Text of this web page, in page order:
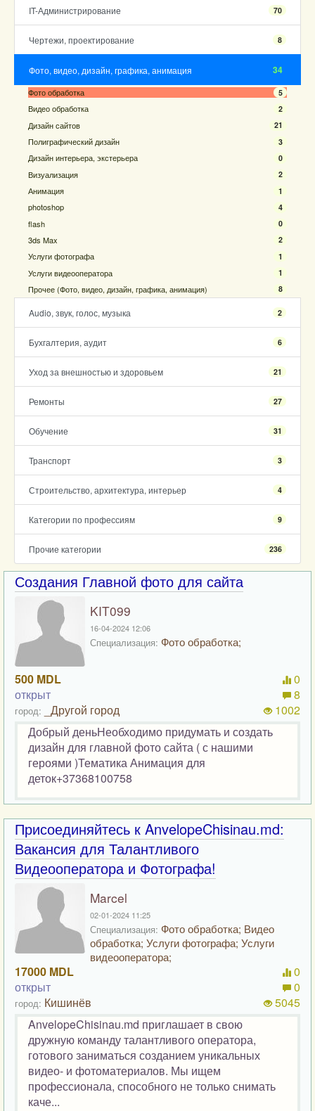
IT-Администрирование 70
Чертежи, проектирование 8
Фото, видео, дизайн, графика, анимация 34
Фото обработка 5
Видео обработка 2
Дизайн сайтов 21
Полиграфический дизайн 3
Дизайн интерьера, экстерьера 0
Визуализация 2
Анимация 1
photoshop 4
flash 0
3ds Max 2
Услуги фотографа 1
Услуги видеооператора 1
Прочее (Фото, видео, дизайн, графика, анимация) 8
Audio, звук, голос, музыка 2
Бухгалтерия, аудит 6
Уход за внешностью и здоровьем 21
Ремонты 27
Обучение 31
Транспорт 3
Строительство, архитектура, интерьер 4
Категории по профессиям 9
Прочие категории 236
Создания Главной фото для сайта
KIT099
16-04-2024 12:06
Специализация: Фото обработка;
500 MDL
открыт
город: _Другой город
0
8
1002
Добрый деньНеобходимо придумать и создать
дизайн для главной фото сайта ( с нашими
героями )Тематика Анимация для
деток+37368100758
Присоединяйтесь к AnvelopeChisinau.md:
Вакансия для Талантливого
Видеооператора и Фотографа!
Marcel
02-01-2024 11:25
Специализация: Фото обработка; Видео
обработка; Услуги фотографа; Услуги
видеооператора;
17000 MDL
открыт
город: Кишинёв
0
0
5045
AnvelopeChisinau.md приглашает в свою
дружную команду талантливого оператора,
готового заниматься созданием уникальных
видео- и фотоматериалов. Мы ищем
профессионала, способного не только снимать
каче...